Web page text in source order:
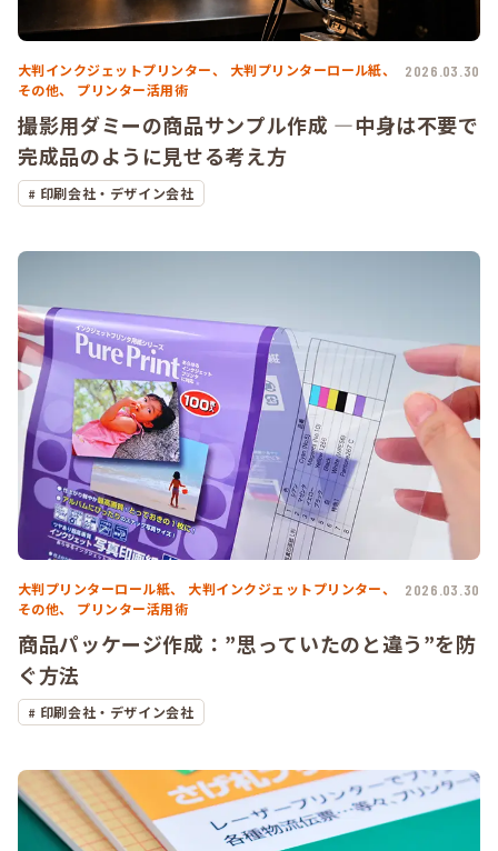
大判インクジェットプリンター、
大判プリンターロール紙、
その他、
プリンター活用術
2026.03.30
撮影用ダミーの商品サンプル作成 ―中身は不要で
完成品のように見せる考え方
印刷会社・デザイン会社
大判プリンターロール紙、
大判インクジェットプリンター、
その他、
プリンター活用術
2026.03.30
商品パッケージ作成：”思っていたのと違う”を防
ぐ方法
印刷会社・デザイン会社